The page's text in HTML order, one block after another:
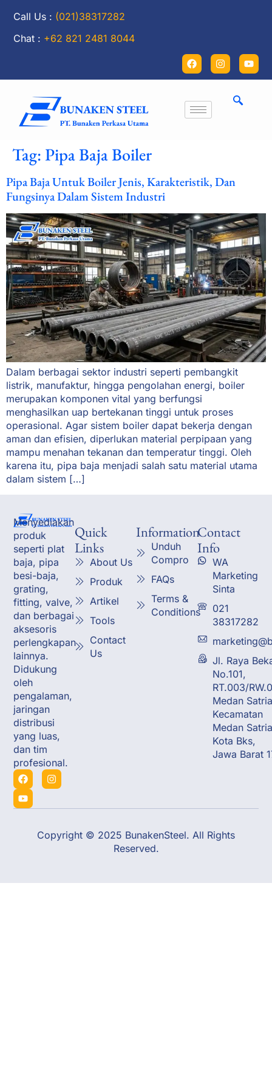
Call Us : (021)38317282
Chat : +62 821 2481 8044
Tag:Pipa Baja Boiler
Pipa Baja Untuk Boiler Jenis, Karakteristik, Dan
Fungsinya Dalam Sistem Industri
Dalam berbagai sektor industri seperti pembangkit
listrik, manufaktur, hingga pengolahan energi, boiler
merupakan komponen vital yang berfungsi
menghasilkan uap bertekanan tinggi untuk proses
operasional. Agar sistem boiler dapat bekerja dengan
aman dan efisien, diperlukan material perpipaan yang
mampu menahan tekanan dan temperatur tinggi. Oleh
karena itu, pipa baja menjadi salah satu material utama
dalam sistem […]
Menyediakan
produk
seperti plat
baja, pipa
besi-baja,
grating,
fitting, valve,
dan berbagai
aksesoris
perlengkapan
lainnya.
Didukung
oleh
pengalaman,
jaringan
distribusi
yang luas,
dan tim
profesional.
Quick
Links
About Us
Produk
Artikel
Tools
Contact
Us
Information
Unduh
Compro
FAQs
Terms &
Conditions
Contact
Info
WA
Marketing
Sinta
021
38317282
Jl. Raya
No.101,
RT.003/
Medan
Kecamatan
Medan
Kota Bks,
Jawa Barat
Copyright © 2025 BunakenSteel. All Rights
Reserved.